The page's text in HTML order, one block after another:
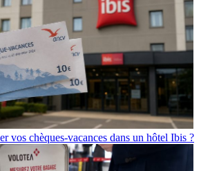
vos chèques-vacances dans un hôtel Ibis ?